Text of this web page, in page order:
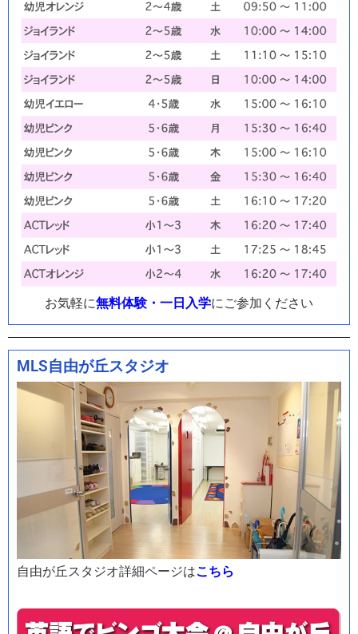
お気軽に無料体験・一日入学にご参加ください
MLS自由が丘スタジオ
自由が丘 スタジオ詳細ページはこちら